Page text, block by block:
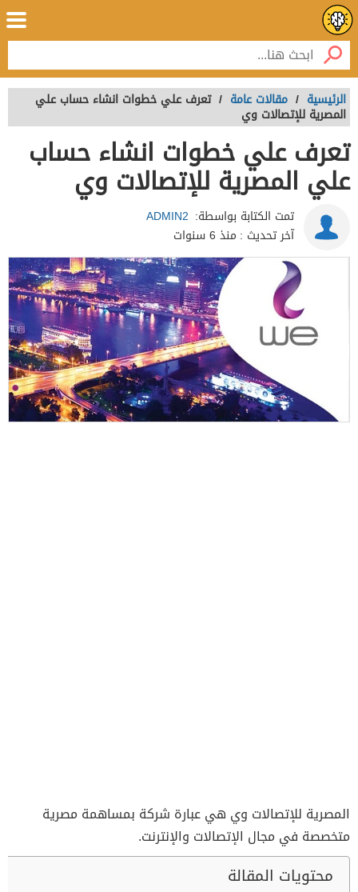
الرئيسية / مقالات عامة / تعرف علي خطوات انشاء حساب علي
المصرية للإتصالات وي
تعرف علي خطوات انشاء حساب
علي المصرية للإتصالات وي
تمت الكتابة بواسطة: ADMIN2
آخر تحديث : منذ 6 سنوات
المصرية للإتصالات وي هي عبارة شركة بمساهمة مصرية
متخصصة في مجال الإتصالات والإنترنت.
محتويات المقالة